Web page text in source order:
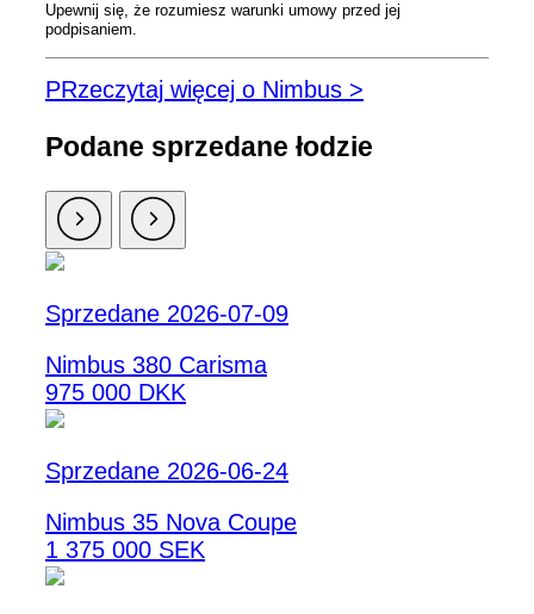
Upewnij się, że rozumiesz warunki umowy przed jej
podpisaniem.
PRzeczytaj więcej o Nimbus >
Podane sprzedane łodzie
Sprzedane 2026-07-09
Nimbus 380 Carisma
975 000 DKK
Sprzedane 2026-06-24
Nimbus 35 Nova Coupe
1 375 000 SEK